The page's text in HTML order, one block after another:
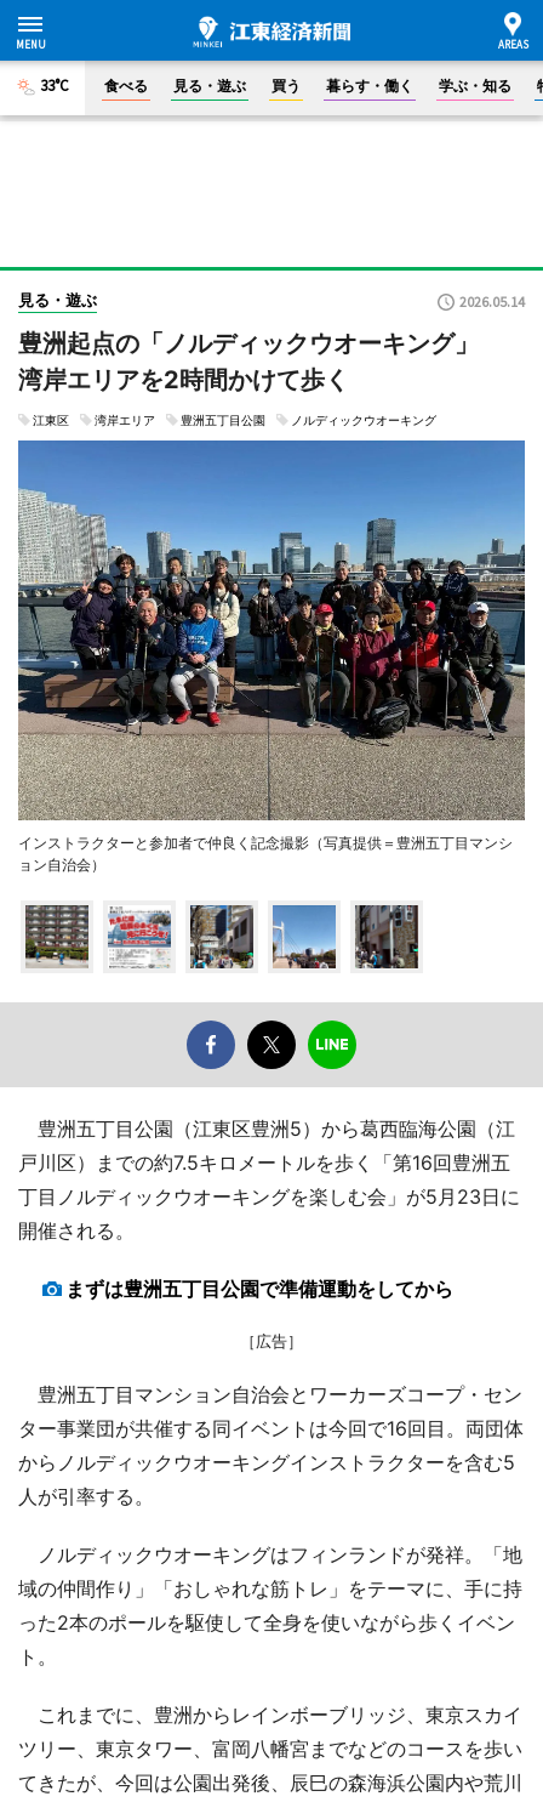
33°C 食べる 見る・遊ぶ 買う 暮らす・働く 学ぶ・知る
見る・遊ぶ 2026.05.14
豊洲起点の「ノルディックウオーキング」
湾岸エリアを2時間かけて歩く
江東区 湾岸エリア 豊洲五丁目公園 ノルディックウオーキング
インストラクターと参加者で仲良く記念撮影（写真提供＝豊洲五丁目マンシ
ョン自治会）
豊洲五丁目公園（江東区豊洲5）から葛西臨海公園（江
戸川区）までの約7.5キロメートルを歩く「第16回豊洲五
丁目ノルディックウオーキングを楽しむ会」が5月23日に
開催される。
まずは豊洲五丁目公園で準備運動をしてから
［広告］
豊洲五丁目マンション自治会とワーカーズコープ・セン
ター事業団が共催する同イベントは今回で16回目。両団体
からノルディックウオーキングインストラクターを含む5
人が引率する。
ノルディックウオーキングはフィンランドが発祥。「地
域の仲間作り」「おしゃれな筋トレ」をテーマに、手に持
った2本のポールを駆使して全身を使いながら歩くイベン
ト。
これまでに、豊洲からレインボーブリッジ、東京スカイ
ツリー、東京タワー、富岡八幡宮までなどのコースを歩い
てきたが、今回は公園出発後、辰巳の森海浜公園内や荒川